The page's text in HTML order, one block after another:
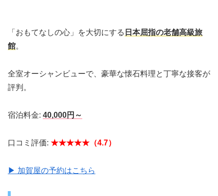
「おもてなしの心」を大切にする 日本屈指の老舗高級旅
館。
全室オーシャンビューで、豪華な懐石料理と丁寧な接客が
評判。
宿泊料金: 40,000円～
口コミ評価: ★★★★★（4.7）
▶ 加賀屋の予約はこちら